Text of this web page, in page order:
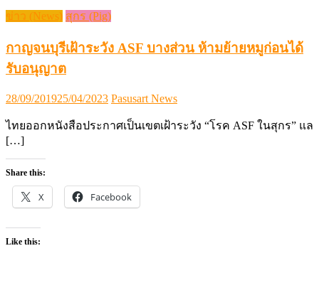
ข่าว (News) สุกร (Pig)
กาญจนบุรีเฝ้าระวัง ASF บางส่วน ห้ามย้ายหมูก่อนได้
รับอนุญาต
Posted
28/09/201925/04/2023 Author
Pasusart News
ไทยออกหนังสือประกาศเป็นเขตเฝ้าระวัง “โรค ASF ในสุกร” แล
[…]
Share this:
X Facebook
Like this: